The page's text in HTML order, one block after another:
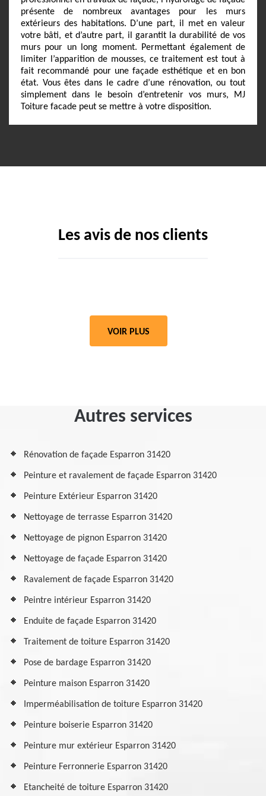
présente de nombreux avantages pour les murs
extérieurs des habitations. D’une part, il met en valeur
votre bâti, et d’autre part, il garantit la durabilité de vos
murs pour un long moment. Permettant également de
limiter l’apparition de mousses, ce traitement est tout à
fait recommandé pour une façade esthétique et en bon
état. Vous êtes dans le cadre d’une rénovation, ou tout
simplement dans le besoin d’entretenir vos murs, MJ
Toiture facade peut se mettre à votre disposition.
Les avis de nos clients
VOIR PLUS
Autres services
Rénovation de façade Esparron 31420
Peinture et ravalement de façade Esparron 31420
Peinture Extérieur Esparron 31420
Nettoyage de terrasse Esparron 31420
Nettoyage de pignon Esparron 31420
Nettoyage de façade Esparron 31420
Ravalement de façade Esparron 31420
Peintre intérieur Esparron 31420
Enduite de façade Esparron 31420
Traitement de toiture Esparron 31420
Pose de bardage Esparron 31420
Peinture maison Esparron 31420
Imperméabilisation de toiture Esparron 31420
Peinture boiserie Esparron 31420
Peinture mur extérieur Esparron 31420
Peinture Ferronnerie Esparron 31420
Etancheité de toiture Esparron 31420